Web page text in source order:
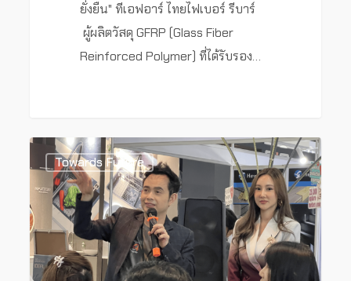
ยั่งยืน" ทีเอฟอาร์ ไทยไฟเบอร์ รีบาร์
ผู้ผลิตวัสดุ GFRP (Glass Fiber
Reinforced Polymer) ที่ได้รับรอง…
Towards Future 0